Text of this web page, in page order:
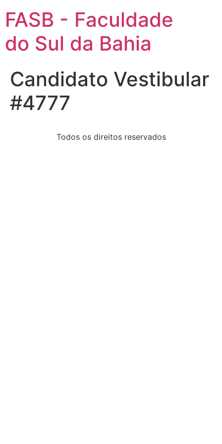
FASB - Faculdade
do Sul da Bahia
Candidato Vestibular
#4777
Todos os direitos reservados